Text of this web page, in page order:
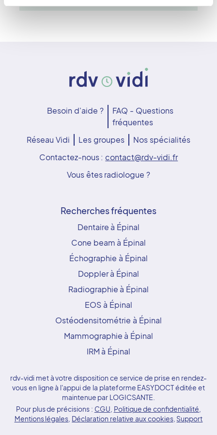
Besoin d'aide ?
FAQ - Questions
fréquentes
Réseau Vidi
Les groupes
Nos spécialités
Contactez-nous : contact@rdv-vidi.fr
Vous êtes radiologue ?
Recherches fréquentes
Dentaire à Épinal
Cone beam à Épinal
Échographie à Épinal
Doppler à Épinal
Radiographie à Épinal
EOS à Épinal
Ostéodensitométrie à Épinal
Mammographie à Épinal
IRM à Épinal
rdv-vidi met à votre disposition ce service de prise en rendez-
vous en ligne à l'appui de la plateforme EASYDOCT éditée et
maintenue par LOGICSANTE.
Pour plus de précisions : CGU Politique de confidentialité
Mentions légales Déclaration relative aux cookies, Support